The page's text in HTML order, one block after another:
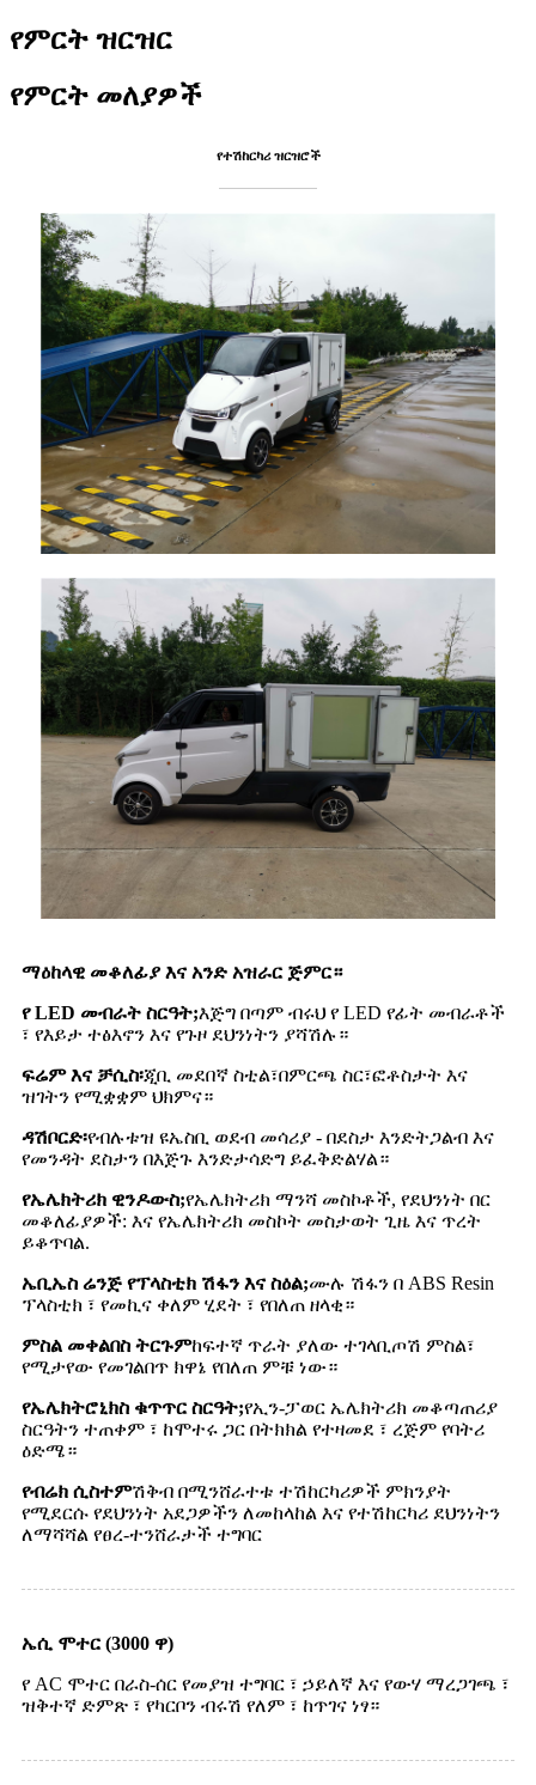
የምርት ዝርዝር
የምርት መለያዎች
የተሽከርካሪ ዝርዝሮች
ማዕከላዊ መቆለፊያ እና አንድ አዝራር ጅምር።
የ LED መብራት ስርዓት;እጅግ በጣም ብሩህ የ LED የፊት መብራቶች
፣ የእይታ ተፅእኖን እና የጉዞ ደህንነትን ያሻሽሉ።
ፍሬም እና ቻሲስ፡ጂቢ መደበኛ ስቲል፣በምርጫ ስር፣ፎቶስታት እና
ዝገትን የሚቋቋም ህክምና።
ዳሽቦርድ፡የብሉቱዝ ዩኤስቢ ወደብ መሳሪያ - በደስታ እንድትጋልብ እና
የመንዳት ደስታን በእጅጉ እንድታሳድግ ይፈቅድልሃል።
የኤሌክትሪክ ዊንዶውስ;የኤሌክትሪክ ማንሻ መስኮቶች, የደህንነት በር
መቆለፊያዎች: እና የኤሌክትሪክ መስኮት መስታወት ጊዜ እና ጥረት
ይቆጥባል.
ኤቢኤስ ሬንጅ የፕላስቲክ ሽፋን እና ስዕል;ሙሉ ሽፋን በ ABS Resin
ፕላስቲክ ፣ የመኪና ቀለም ሂደት ፣ የበለጠ ዘላቂ።
ምስል መቀልበስ ትርጉምከፍተኛ ጥራት ያለው ተገላቢጦሽ ምስል፣
የሚታየው የመገልበጥ ክዋኔ የበለጠ ምቹ ነው።
የኤሌክትሮኒክስ ቁጥጥር ስርዓት;የኢን-ፓወር ኤሌክትሪክ መቆጣጠሪያ
ስርዓትን ተጠቀም ፣ ከሞተሩ ጋር በትክክል የተዛመደ ፣ ረጅም የባትሪ
ዕድሜ።
የብሬክ ሲስተምሽቅብ በሚንሸራተቱ ተሽከርካሪዎች ምክንያት
የሚደርሱ የደህንነት አደጋዎችን ለመከላከል እና የተሽከርካሪ ደህንነትን
ለማሻሻል የፀረ-ተንሸራታች ተግባር
ኤሲ ሞተር (3000 ዋ)
የ AC ሞተር በራስ-ሰር የመያዝ ተግባር ፣ ኃይለኛ እና የውሃ ማረጋገጫ ፣
ዝቅተኛ ድምጽ ፣ የካርቦን ብሩሽ የለም ፣ ከጥገና ነፃ።